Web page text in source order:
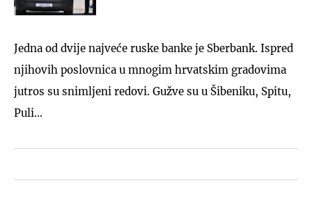
Jedna od dvije najveće ruske banke je Sberbank. Ispred
njihovih poslovnica u mnogim hrvatskim gradovima
jutros su snimljeni redovi. Gužve su u Šibeniku, Spitu,
Puli...